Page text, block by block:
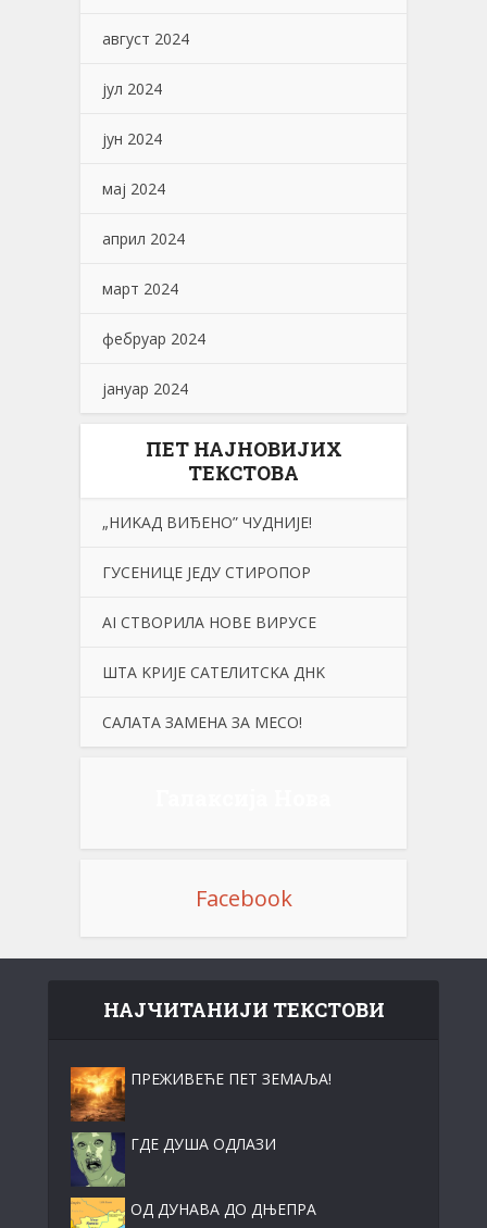
август 2024
јул 2024
јун 2024
мај 2024
април 2024
март 2024
фебруар 2024
јануар 2024
ПЕТ НАЈНОВИЈИХ
ТЕКСТОВА
„НИKАД ВИЂЕНО” ЧУДНИЈЕ!
ГУСЕНИЦЕ ЈЕДУ СТИРОПОР
АI СТВОРИЛА НОВЕ ВИРУСЕ
ШТА KРИЈЕ САТЕЛИТСKА ДНK
САЛАТА ЗАМЕНА ЗА МЕСО!
Facebook
НАЈЧИТАНИЈИ ТЕКСТОВИ
ПРЕЖИВЕЋЕ ПЕТ ЗЕМАЉА!
ГДЕ ДУША ОДЛАЗИ
ОД ДУНАВА ДО ДЊЕПРА